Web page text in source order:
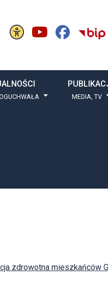
Panel ustawień
BIP
MEDIA, TV
zdrowotna mieszkańców